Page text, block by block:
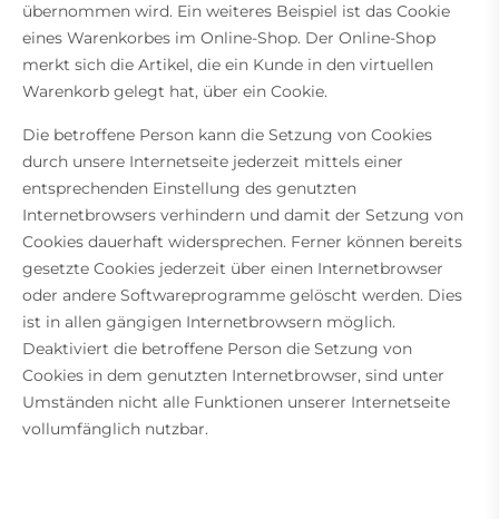
übernommen wird. Ein weiteres Beispiel ist das Cookie
eines Warenkorbes im Online-Shop. Der Online-Shop
merkt sich die Artikel, die ein Kunde in den virtuellen
Warenkorb gelegt hat, über ein Cookie.
Die betroffene Person kann die Setzung von Cookies
durch unsere Internetseite jederzeit mittels einer
entsprechenden Einstellung des genutzten
Internetbrowsers verhindern und damit der Setzung von
Cookies dauerhaft widersprechen. Ferner können bereits
gesetzte Cookies jederzeit über einen Internetbrowser
oder andere Softwareprogramme gelöscht werden. Dies
ist in allen gängigen Internetbrowsern möglich.
Deaktiviert die betroffene Person die Setzung von
Cookies in dem genutzten Internetbrowser, sind unter
Umständen nicht alle Funktionen unserer Internetseite
vollumfänglich nutzbar.